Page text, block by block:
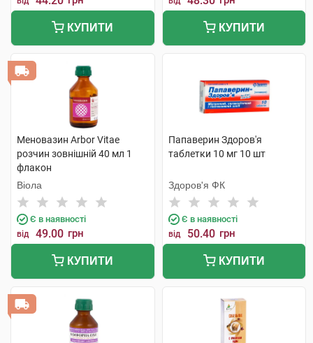
КУПИТИ КУПИТИ
Меновазин Arbor Vitae
розчин зовнішній 40 мл 1
флакон
Віола
Є в наявності
від 49.00 грн
КУПИТИ
Папаверин Здоров'я
таблетки 10 мг 10 шт
Здоров'я ФК
Є в наявності
від 50.40 грн
КУПИТИ